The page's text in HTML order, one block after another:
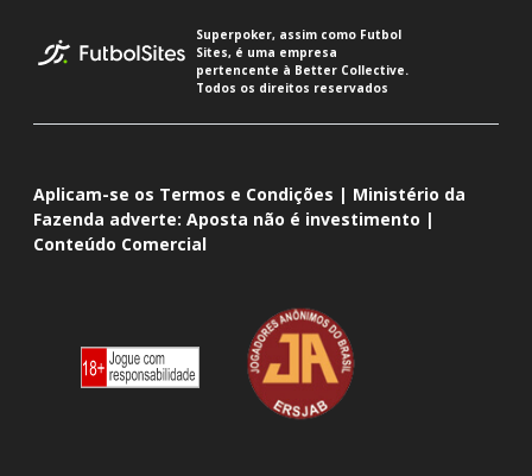
Superpoker, assim como Futbol
Sites, é uma empresa
pertencente à Better Collective.
Todos os direitos reservados
Aplicam-se os Termos e Condições | Ministério da
Fazenda adverte: Aposta não é investimento |
Conteúdo Comercial